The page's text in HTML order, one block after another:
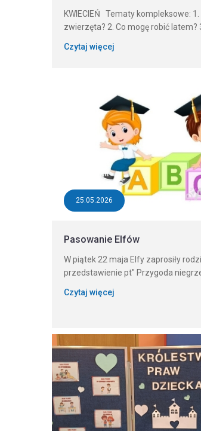
KWIECIEŃ Tematy kompleksowe:
zwierzęta? 2. Co mogę robić latem?
Czytaj więcej
25.05.2026
Pasowanie Elfów
W piątek 22 maja Elfy zaprosiły
przedstawienie pt" Przygoda
Czytaj więcej